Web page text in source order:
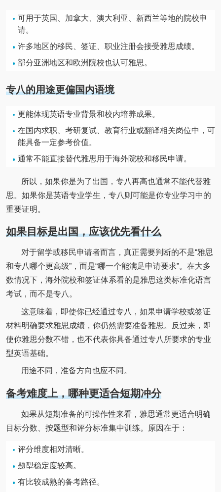
可用于英国、加拿大、澳大利亚、新西兰等地的院校申
请。
许多地区的移民、签证、职业注册会接受雅思成绩。
部分亚洲地区和欧洲院校也认可雅思。
专八的用途更偏国内语境
更能体现英语专业背景和校内培养成果。
在国内求职、考研复试、教育行业或翻译相关岗位中，可
能具备一定参考价值。
通常不能直接替代雅思用于海外院校和移民申请。
所以，如果你是为了出国，专八再高也通常不能代替雅
思。如果你是英语专业学生，专八则可能是你专业学习中的
重要证明。
如果目标是出国，应该优先看什么
对于留学或移民申请者而言，真正需要判断的不是“雅思
和专八哪个更高级”，而是“哪一个能满足申请要求”。在大多
数情况下，海外院校和签证体系看的是雅思这类标准化语言
考试，而不是专八。
这意味着，即使你已经通过专八，如果申请学校或签证
材料明确要求雅思成绩，你仍然需要准备雅思。反过来，即
使你雅思分数不错，也不代表你具备通过专八所要求的专业
型英语基础。
用途不同，准备方向也应不同。
备考难度上，哪种更适合短期冲分
如果从短期准备的可操作性来看，雅思通常更适合明确
目标分数、按题型和评分标准集中训练。原因在于：
评分维度相对清晰。
题型稳定度较高。
有比较成熟的备考路径。